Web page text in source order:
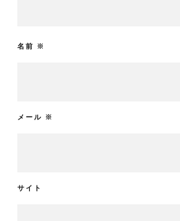
名前 ※
メール ※
サイト